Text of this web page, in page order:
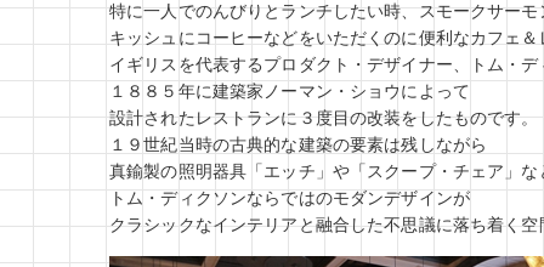
特に一人でのんびりとランチしたい時、スモークサー
キッシュにコーヒーなどをいただくのに便利なカフェ
イギリスを代表するプロダクト・デザイナー、トム・
１８８５年に建築家ノーマン・ショウによって
設計されたレストランに３度目の改装をしたものです。
１９世紀当時の古典的な建築の要素は残しながら
真鍮製の照明器具「エッチ」や「スクープ・チェア」な
トム・ディクソンならではのモダンデザインが
クラシックなインテリアと融合した不思議に落ち着く空